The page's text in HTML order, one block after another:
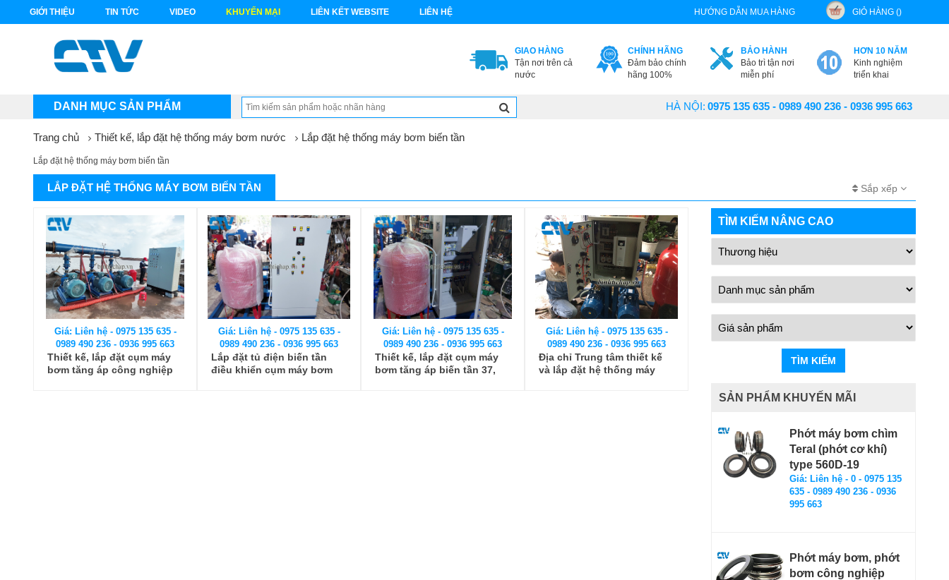
GIỚI THIỆU TIN TỨC VIDEO KHUYẾN MẠI LIÊN KẾT WEBSITE LIÊN HỆ HƯỚNG DẪN MUA HÀNG GIỎ HÀNG ()
GIAO HÀNG
Tận nơi trên cả
nước
CHÍNH HÃNG
Đảm bảo chính
hãng 100%
BẢO HÀNH
Bảo trì tận nơi
miễn phí
HƠN 10 NĂM
Kinh nghiệm
triển khai
DANH MỤC SẢN PHẨM HÀ NỘI: 0975 135 635 - 0989 490 236 - 0936 995 663
Trang chủ Thiết kế, lắp đặt hệ thống máy bơm nước Lắp đặt hệ thống máy bơm biến tần
Lắp đặt hệ thống máy bơm biến tần
LẮP ĐẶT HỆ THỐNG MÁY BƠM BIẾN TẦN Sắp xếp
Giá: Liên hệ - 0975 135 635 -
0989 490 236 - 0936 995 663
Thiết kế, lắp đặt cụm máy
bơm tăng áp công nghiệp
Giá: Liên hệ - 0975 135 635 -
0989 490 236 - 0936 995 663
Lắp đặt tủ điện biến tần
điều khiển cụm máy bơm
Giá: Liên hệ - 0975 135 635 -
0989 490 236 - 0936 995 663
Thiết kế, lắp đặt cụm máy
bơm tăng áp biến tần 37,
Giá: Liên hệ - 0975 135 635 -
0989 490 236 - 0936 995 663
Địa chỉ Trung tâm thiết kế
và lắp đặt hệ thống máy
TÌM KIẾM NÂNG CAO
TÌM KIẾM
SẢN PHẨM KHUYẾN MÃI
Phớt máy bơm chìm
Teral (phớt cơ khí)
type 560D-19
Giá: Liên hệ - 0 - 0975 135
635 - 0989 490 236 - 0936
995 663
Phớt máy bơm, phớt
bơm công nghiệp